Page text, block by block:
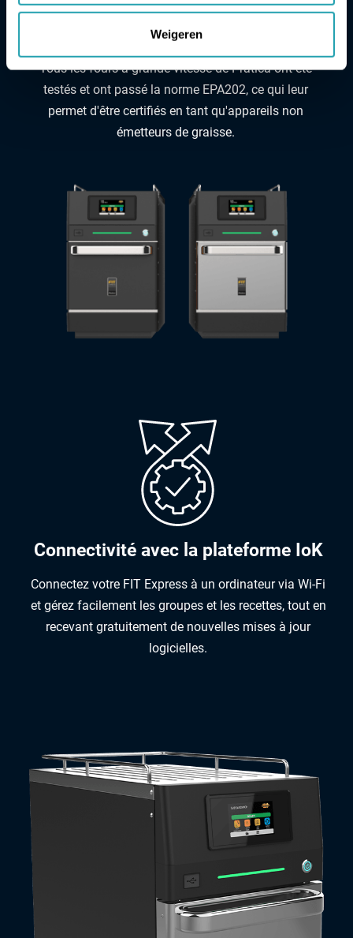
Weigeren
d'effectuer le nettoyage sans avoir besoin d'un appel
de service de maintenance.
Tous les fours à grande vitesse de Prática ont été
testés et ont passé la norme EPA202, ce qui leur
permet d'être certifiés en tant qu'appareils non
émetteurs de graisse.
Connectivité avec la plateforme IoK
Connectez votre FIT Express à un ordinateur via Wi-Fi
et gérez facilement les groupes et les recettes, tout en
recevant gratuitement de nouvelles mises à jour
logicielles.